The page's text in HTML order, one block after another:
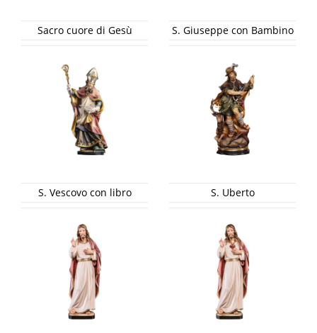
Sacro cuore di Gesù S. Giuseppe con Bambino
S. Vescovo con libro S. Uberto